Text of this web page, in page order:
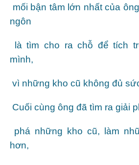
mối bận tâm lớn nhất của
ngôn
là tìm cho ra chỗ để tích
mình,
vì những kho cũ không đủ
Cuối cùng ông đã tìm ra giải
phá những kho cũ, làm
hơn,